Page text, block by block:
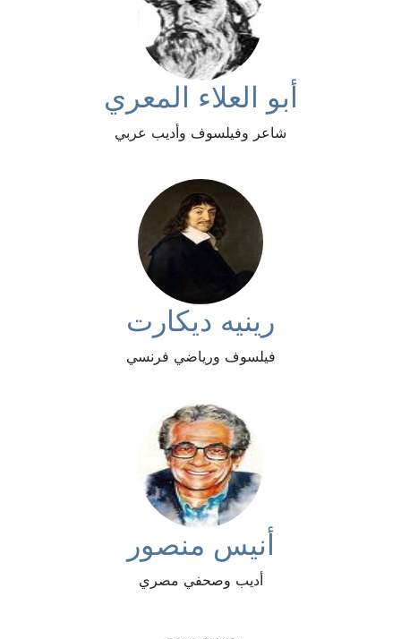
أبو العلاء المعري
شاعر وفيلسوف وأديب عربي
رينيه ديكارت
فيلسوف ورياضي فرنسي
أنيس منصور
أديب وصحفي مصري